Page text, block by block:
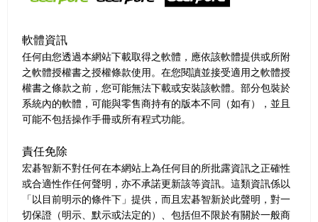
軟體資訊
任何由您透過本網站下載取得之軟體，應依該軟體提供或所附
之軟體授權書之授權條款使用。在您閱讀並接受適用之軟體授
權書之條款之前，您可能無法下載或安裝該軟體。部分包裝於
系統內的軟體，可能與零售商持有的版本不同（如有），並且
可能不包括操作手冊或所有程式功能。
責任免除
宏碁智新不對任何在本網站上為任何目的所批露資訊之正確性
或合適性作任何聲明，亦不承諾更新該等資訊。這類資訊係以
「以目前明示的條件下」提供，而且宏碁智新於此聲明，對一
切保證（明示、默示或法定的）、包括但不限於有關於一般商